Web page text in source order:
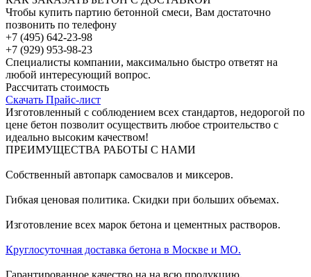
Чтобы купить партию бетонной смеси, Вам достаточно
позвонить по телефону
+7 (495) 642-23-98
+7 (929) 953-98-23
Специалисты компании, максимально быстро ответят на
любой интересующий вопрос.
Рассчитать стоимость
Скачать Прайс-лист
Изготовленный с соблюдением всех стандартов, недорогой по
цене бетон позволит осуществить любое строительство с
идеально высоким качеством!
ПРЕИМУЩЕСТВА РАБОТЫ С НАМИ
Собственный автопарк самосвалов и миксеров.
Гибкая ценовая политика. Скидки при больших объемах.
Изготовление всех марок бетона и цементных растворов.
Круглосуточная доставка бетона в Москве и МО.
Гарантированное качество на на всю продукцию.